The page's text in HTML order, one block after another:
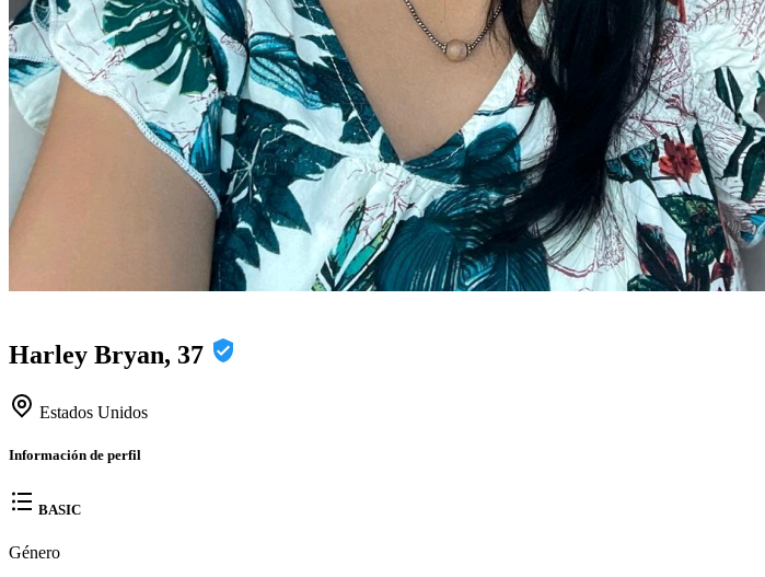
Harley Bryan, 37
Estados Unidos
Información de perfil
BASIC
Género